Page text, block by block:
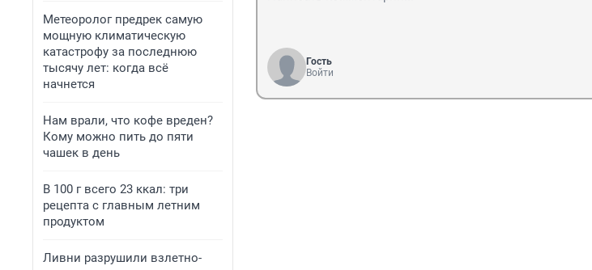
Метеоролог предрек самую
мощную климатическую
катастрофу за последнюю
тысячу лет: когда всё
начнется
Нам врали, что кофе вреден?
Кому можно пить до пяти
чашек в день
В 100 г всего 23 ккал: три
рецепта с главным летним
продуктом
Ливни разрушили взлетно-
Гость
Войти